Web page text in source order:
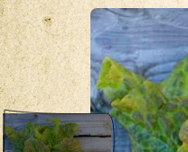
PASSER AUX
PRODUITS